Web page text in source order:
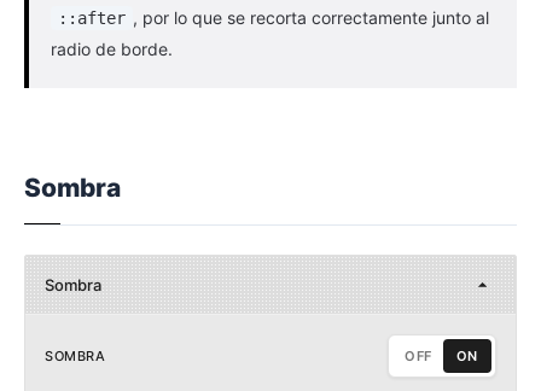
::after , por lo que se recorta correctamente junto al
radio de borde.
Sombra
Sombra
SOMBRA OFF ON